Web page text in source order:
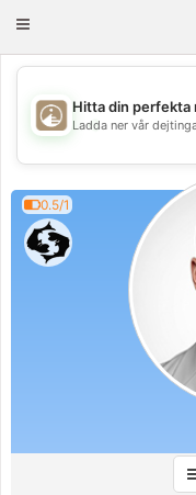
Toggle
💖
Hitta din perfekta
Ladda ner vår
0.5/1